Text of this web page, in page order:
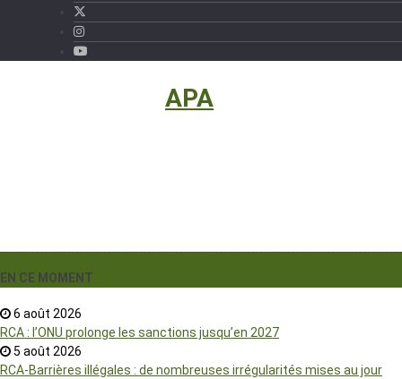
APA
EN CE MOMENT
6 août 2026
RCA : l’ONU prolonge les sanctions jusqu’en 2027
5 août 2026
RCA-Barrières illégales : de nombreuses irrégularités mises au jour